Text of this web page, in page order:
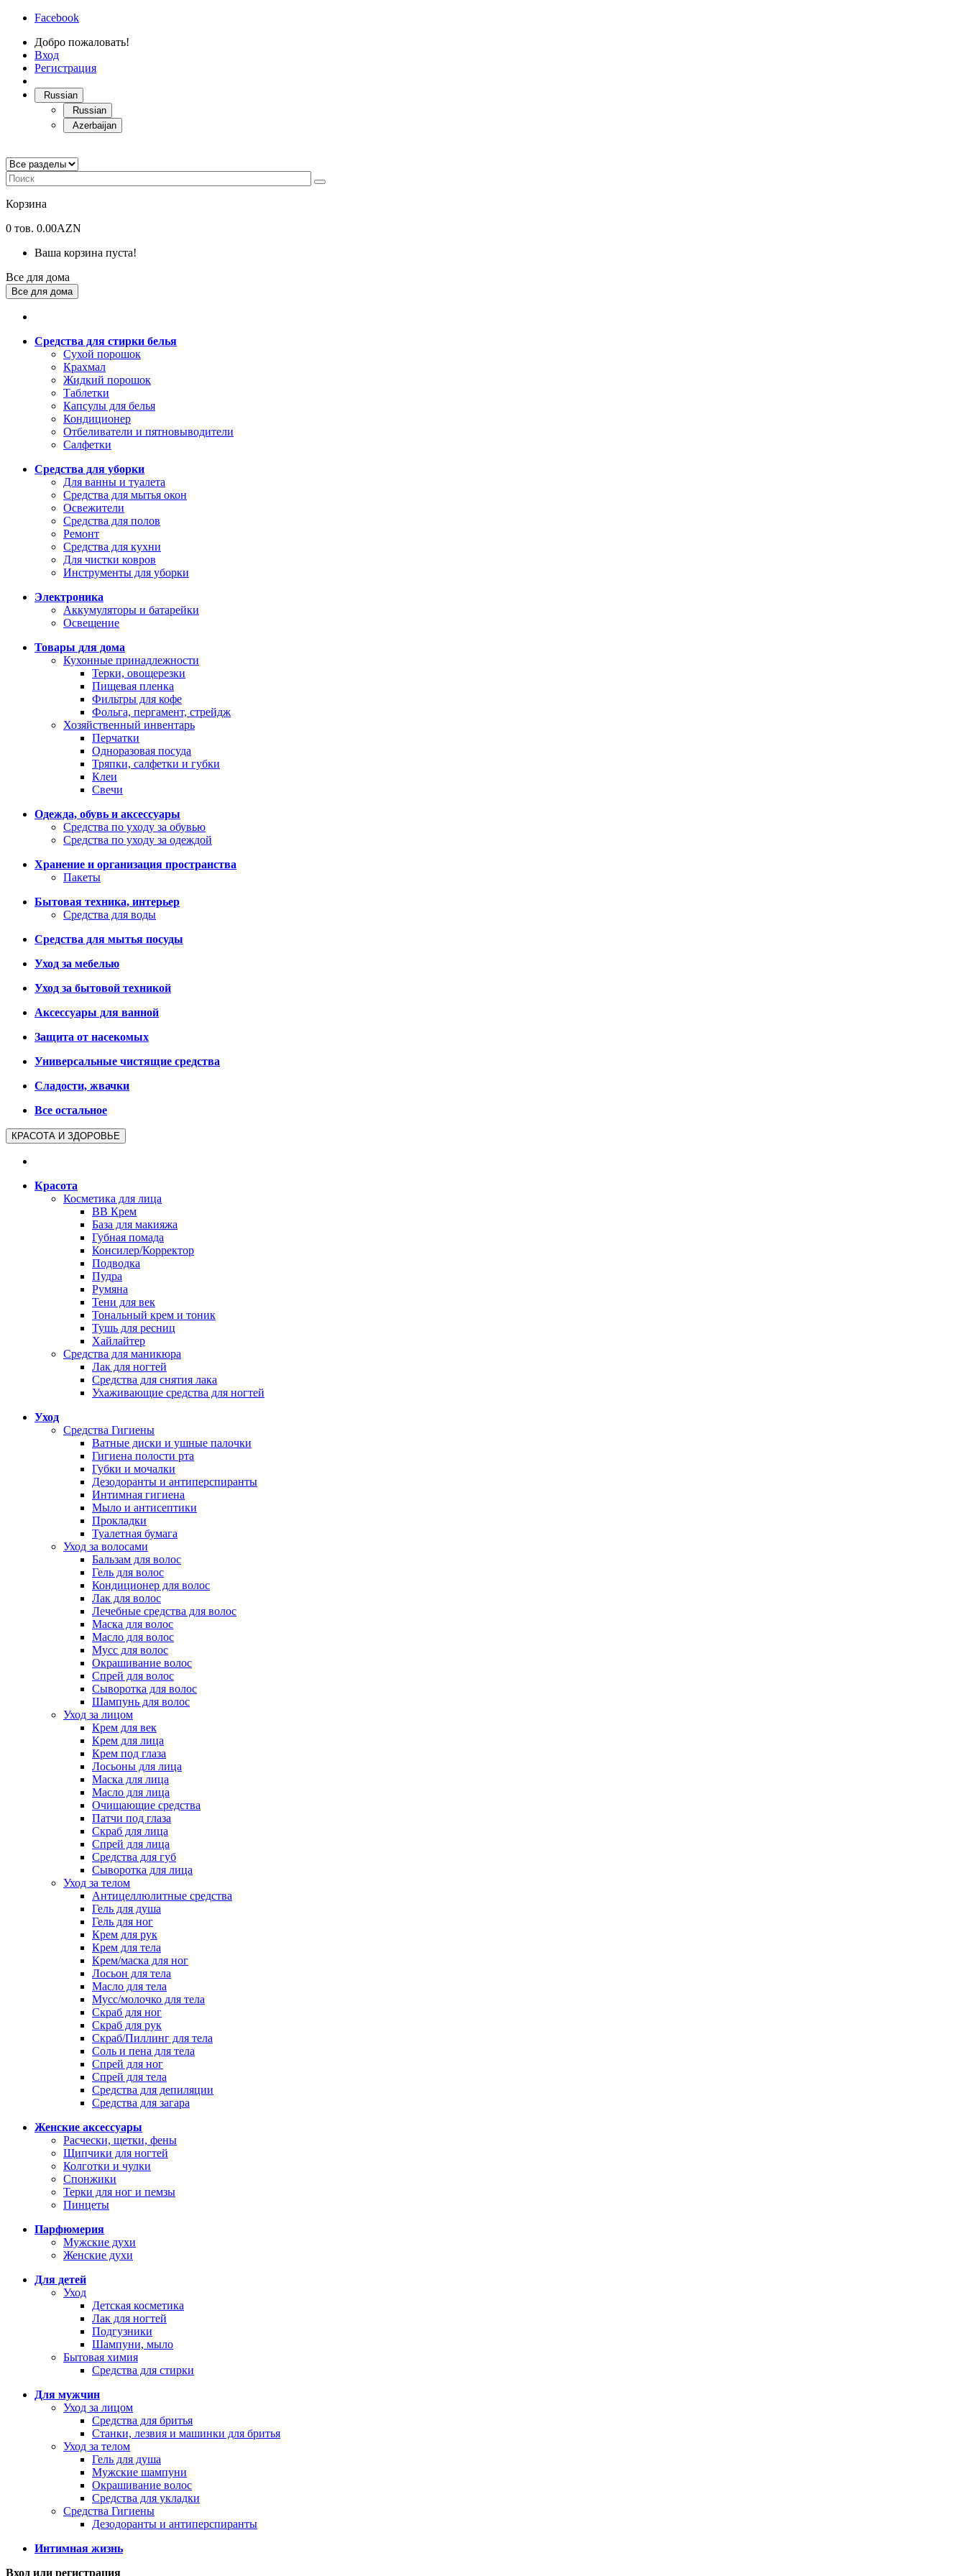
Facebook
Добро пожаловать!
Вход
Регистрация
Russian
Russian
Azerbaijan
Корзина
0 тов. 0.00AZN
Ваша корзина пуста!
Все для дома
Все для дома
Средства для стирки белья
Сухой порошок
Крахмал
Жидкий порошок
Таблетки
Капсулы для белья
Кондиционер
Отбеливатели и пятновыводители
Салфетки
Средства для уборки
Для ванны и туалета
Средства для мытья окон
Освежители
Средства для полов
Ремонт
Средства для кухни
Для чистки ковров
Инструменты для уборки
Электроника
Аккумуляторы и батарейки
Освещение
Товары для дома
Кухонные принадлежности
Терки, овощерезки
Пищевая пленка
Фильтры для кофе
Фольга, пергамент, стрейдж
Хозяйственный инвентарь
Перчатки
Одноразовая посуда
Тряпки, салфетки и губки
Клеи
Свечи
Одежда, обувь и аксессуары
Средства по уходу за обувью
Средства по уходу за одеждой
Хранение и организация пространства
Пакеты
Бытовая техника, интерьер
Средства для воды
Средства для мытья посуды
Уход за мебелью
Уход за бытовой техникой
Аксессуары для ванной
Защита от насекомых
Универсальные чистящие средства
Сладости, жвачки
Все остальное
КРАСОТА И ЗДОРОВЬЕ
Красота
Косметика для лица
BB Крем
База для макияжа
Губная помада
Консилер/Корректор
Подводка
Пудра
Румяна
Тени для век
Тональный крем и тоник
Тушь для ресниц
Хайлайтер
Средства для маникюра
Лак для ногтей
Средства для снятия лака
Ухаживающие средства для ногтей
Уход
Средства Гигиены
Ватные диски и ушные палочки
Гигиена полости рта
Губки и мочалки
Дезодоранты и антиперспиранты
Интимная гигиена
Мыло и антисептики
Прокладки
Туалетная бумага
Уход за волосами
Бальзам для волос
Гель для волос
Кондиционер для волос
Лак для волос
Лечебные средства для волос
Маска для волос
Масло для волос
Мусс для волос
Окрашивание волос
Спрей для волос
Сыворотка для волос
Шампунь для волос
Уход за лицом
Крем для век
Крем для лица
Крем под глаза
Лосьоны для лица
Маска для лица
Масло для лица
Очищающие средства
Патчи под глаза
Скраб для лица
Спрей для лица
Средства для губ
Сыворотка для лица
Уход за телом
Антицеллюлитные средства
Гель для душа
Гель для ног
Крем для рук
Крем для тела
Крем/маска для ног
Лосьон для тела
Масло для тела
Мусс/молочко для тела
Скраб для ног
Скраб для рук
Скраб/Пиллинг для тела
Соль и пена для тела
Спрей для ног
Спрей для тела
Средства для депиляции
Средства для загара
Женские аксессуары
Расчески, щетки, фены
Щипчики для ногтей
Колготки и чулки
Спонжики
Терки для ног и пемзы
Пинцеты
Парфюмерия
Мужские духи
Женские духи
Для детей
Уход
Детская косметика
Лак для ногтей
Подгузники
Шампуни, мыло
Бытовая химия
Средства для стирки
Для мужчин
Уход за лицом
Средства для бритья
Станки, лезвия и машинки для бритья
Уход за телом
Гель для душа
Мужские шампуни
Окрашивание волос
Средства для укладки
Средства Гигиены
Дезодоранты и антиперспиранты
Интимная жизнь
Вход или регистрация